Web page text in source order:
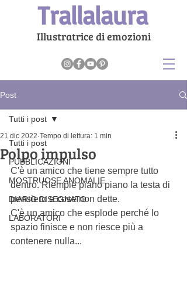
Trallalaura
Illustratrice di emozioni
Post
Tutti i post
PUBBLICAZIONI
MOSTRUOSE ANOMALIE
DIARIO DISEGNATO
LABORATORI
Tutti i post
Polpo impulso
21 dic 2022 Tempo di lettura: 1 min
C'è un amico che tiene sempre tutto
dentro. Riempie piano piano la testa di
pensiero e cose non dette.
C'è un amico che esplode perché lo
spazio finisce e non riesce più a
contenere nulla...